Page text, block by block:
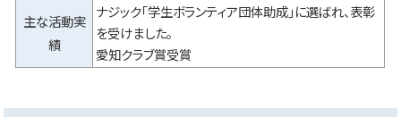
主な活動実
績
ナジック「学生ボランティア団体助成」に選ばれ、表彰
を受けました。
愛知クラブ賞受賞